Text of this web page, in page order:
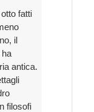
fatti
il
ha
antica.
filosofi